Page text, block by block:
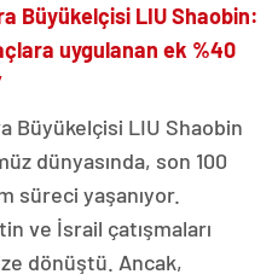
Büyükelçisi LIU Shaobin:
uygulanan ek %40
Büyükelçisi LIU Shaobin
dünyasında, son 100
süreci yaşanıyor.
ve İsrail çatışmaları
dönüştü. Ancak,